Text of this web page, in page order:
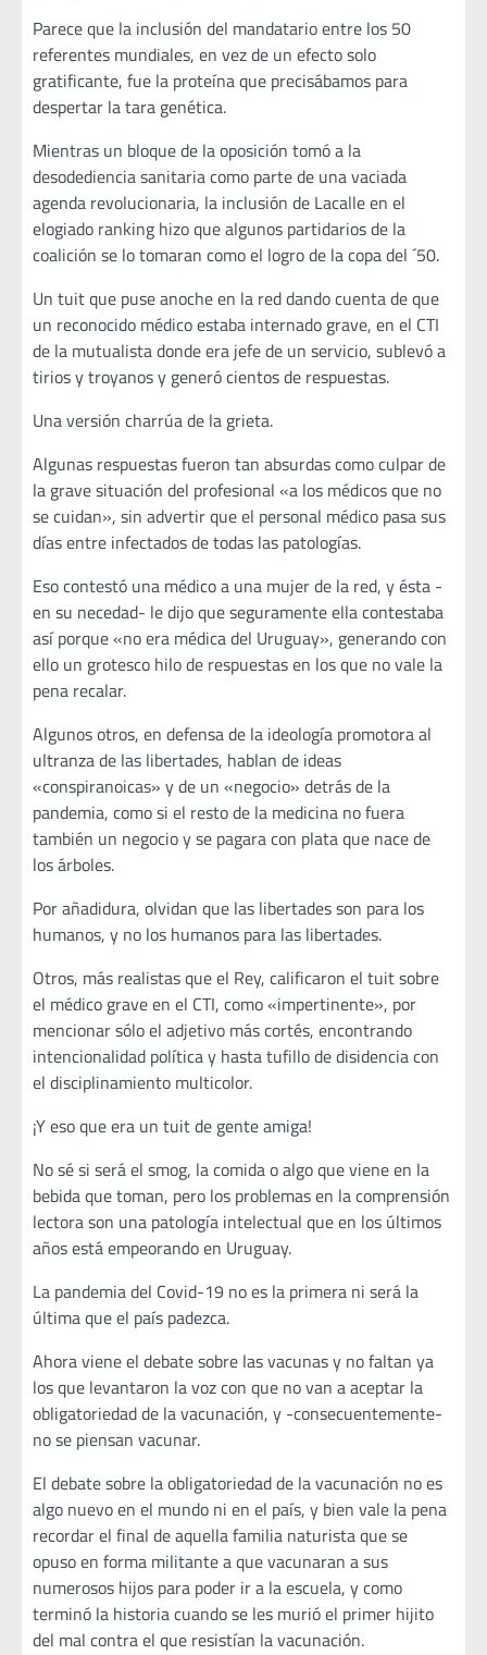
Parece que la inclusión del mandatario entre los 50
referentes mundiales, en vez de un efecto solo
gratificante, fue la proteína que precisábamos para
despertar la tara genética.
Mientras un bloque de la oposición tomó a la
desodediencia sanitaria como parte de una vaciada
agenda revolucionaria, la inclusión de Lacalle en el
elogiado ranking hizo que algunos partidarios de la
coalición se lo tomaran como el logro de la copa del ´50.
Un tuit que puse anoche en la red dando cuenta de que
un reconocido médico estaba internado grave, en el CTI
de la mutualista donde era jefe de un servicio, sublevó a
tirios y troyanos y generó cientos de respuestas.
Una versión charrúa de la grieta.
Algunas respuestas fueron tan absurdas como culpar de
la grave situación del profesional «a los médicos que no
se cuidan», sin advertir que el personal médico pasa sus
días entre infectados de todas las patologías.
Eso contestó una médico a una mujer de la red, y ésta -
en su necedad- le dijo que seguramente ella contestaba
así porque «no era médica del Uruguay», generando con
ello un grotesco hilo de respuestas en los que no vale la
pena recalar.
Algunos otros, en defensa de la ideología promotora al
ultranza de las libertades, hablan de ideas
«conspiranoicas» y de un «negocio» detrás de la
pandemia, como si el resto de la medicina no fuera
también un negocio y se pagara con plata que nace de
los árboles.
Por añadidura, olvidan que las libertades son para los
humanos, y no los humanos para las libertades.
Otros, más realistas que el Rey, calificaron el tuit sobre
el médico grave en el CTI, como «impertinente», por
mencionar sólo el adjetivo más cortés, encontrando
intencionalidad política y hasta tufillo de disidencia con
el disciplinamiento multicolor.
¡Y eso que era un tuit de gente amiga!
No sé si será el smog, la comida o algo que viene en la
bebida que toman, pero los problemas en la comprensión
lectora son una patología intelectual que en los últimos
años está empeorando en Uruguay.
La pandemia del Covid-19 no es la primera ni será la
última que el país padezca.
Ahora viene el debate sobre las vacunas y no faltan ya
los que levantaron la voz con que no van a aceptar la
obligatoriedad de la vacunación, y -consecuentemente-
no se piensan vacunar.
El debate sobre la obligatoriedad de la vacunación no es
algo nuevo en el mundo ni en el país, y bien vale la pena
recordar el final de aquella familia naturista que se
opuso en forma militante a que vacunaran a sus
numerosos hijos para poder ir a la escuela, y como
terminó la historia cuando se les murió el primer hijito
del mal contra el que resistían la vacunación.